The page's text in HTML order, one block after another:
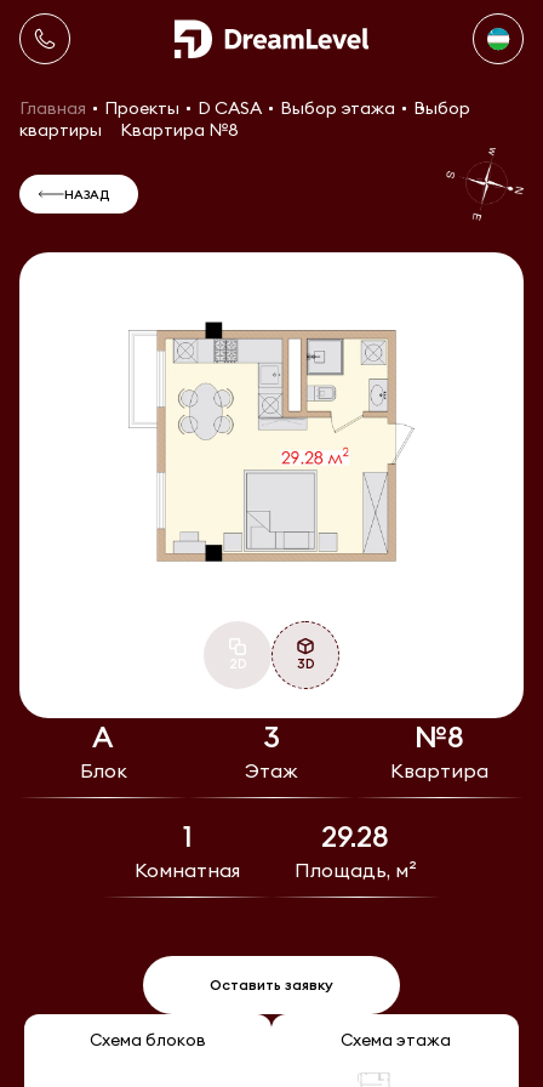
Главная Проекты D CASA Выбор этажа
Выбор
квартиры
Квартира №8
А
Блок
3
Этаж
№8
Квартира
1
Комнатная
29.28
Площадь, м²
Оставить заявку
2D 3D
Схема блоков Схема этажа
НАЗАД